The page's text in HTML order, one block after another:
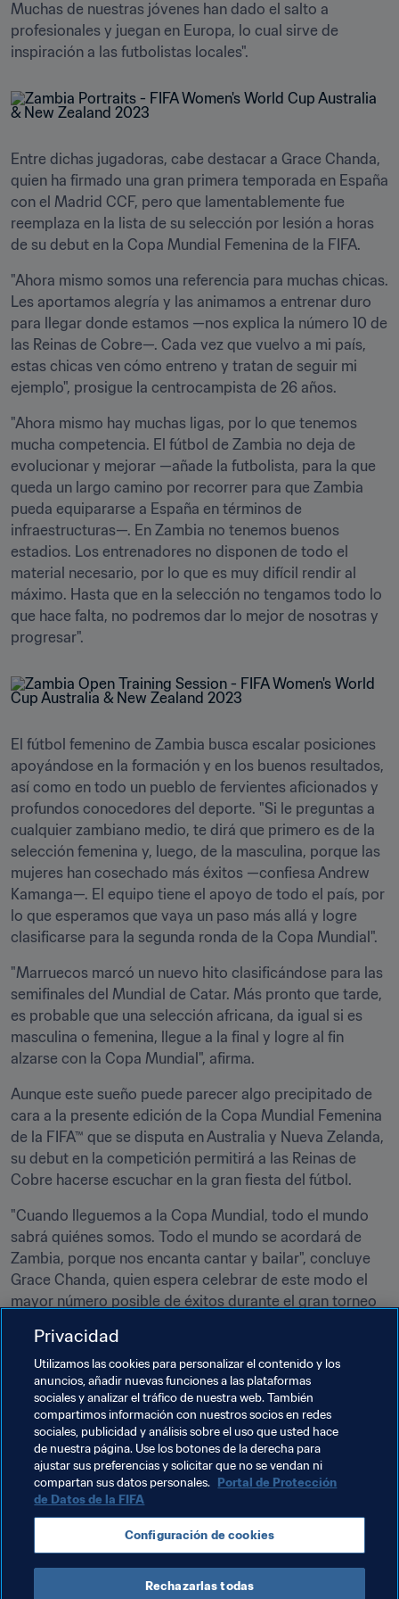
Muchas de nuestras jóvenes han dado el salto a
profesionales y juegan en Europa, lo cual sirve de
inspiración a las futbolistas locales".
Entre dichas jugadoras, cabe destacar a Grace Chanda,
quien ha firmado una gran primera temporada en España
con el Madrid CCF, pero que lamentablemente fue
reemplaza en la lista de su selección por lesión a horas
de su debut en la Copa Mundial Femenina de la FIFA.
"Ahora mismo somos una referencia para muchas chicas.
Les aportamos alegría y las animamos a entrenar duro
para llegar donde estamos —nos explica la número 10 de
las Reinas de Cobre—. Cada vez que vuelvo a mi país,
estas chicas ven cómo entreno y tratan de seguir mi
ejemplo", prosigue la centrocampista de 26 años.
"Ahora mismo hay muchas ligas, por lo que tenemos
mucha competencia. El fútbol de Zambia no deja de
evolucionar y mejorar —añade la futbolista, para la que
queda un largo camino por recorrer para que Zambia
pueda equipararse a España en términos de
infraestructuras—. En Zambia no tenemos buenos
estadios. Los entrenadores no disponen de todo el
material necesario, por lo que es muy difícil rendir al
máximo. Hasta que en la selección no tengamos todo lo
que hace falta, no podremos dar lo mejor de nosotras y
progresar".
El fútbol femenino de Zambia busca escalar posiciones
apoyándose en la formación y en los buenos resultados,
así como en todo un pueblo de fervientes aficionados y
profundos conocedores del deporte. "Si le preguntas a
cualquier zambiano medio, te dirá que primero es de la
selección femenina y, luego, de la masculina, porque las
mujeres han cosechado más éxitos —confiesa Andrew
Kamanga—. El equipo tiene el apoyo de todo el país, por
lo que esperamos que vaya un paso más allá y logre
clasificarse para la segunda ronda de la Copa Mundial".
"Marruecos marcó un nuevo hito clasificándose para las
semifinales del Mundial de Catar. Más pronto que tarde,
es probable que una selección africana, da igual si es
masculina o femenina, llegue a la final y logre al fin
alzarse con la Copa Mundial", afirma.
Aunque este sueño puede parecer algo precipitado de
cara a la presente edición de la Copa Mundial Femenina
de la FIFA™ que se disputa en Australia y Nueva Zelanda,
su debut en la competición permitirá a las Reinas de
Cobre hacerse escuchar en la gran fiesta del fútbol.
"Cuando lleguemos a la Copa Mundial, todo el mundo
sabrá quiénes somos. Todo el mundo se acordará de
Zambia, porque nos encanta cantar y bailar", concluye
Grace Chanda, quien espera celebrar de este modo el
mayor número posible de éxitos durante el gran torneo
Temas relacionados
Promoción del fútbol
Programa Forward de la FIFA Organización
Zambia CAF
Privacidad
Utilizamos las cookies para personalizar el contenido y los
anuncios, añadir nuevas funciones a las plataformas
sociales y analizar el tráfico de nuestra web. También
compartimos información con nuestros socios en redes
sociales, publicidad y análisis sobre el uso que usted hace
de nuestra página. Use los botones de la derecha para
ajustar sus preferencias y solicitar que no se vendan ni
compartan sus datos personales. Portal de Protección
de Datos de la FIFA
Configuración de cookies
Rechazarlas todas